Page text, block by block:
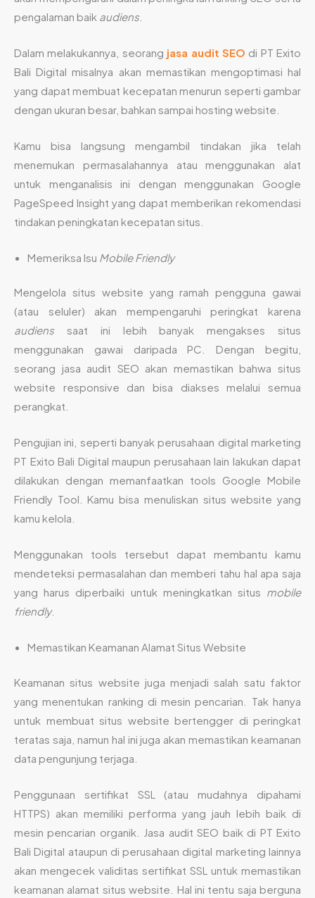
pengalaman baik audiens
Dalam melakukannya, seorang jasa audit SEO di PT Exito
Bali Digital misalnya akan memastikan mengoptimasi hal
yang dapat membuat kecepatan menurun seperti gambar
dengan ukuran besar, bahkan sampai hosting website.
Kamu bisa langsung mengambil tindakan jika telah
menemukan permasalahannya atau menggunakan alat
untuk menganalisis ini dengan menggunakan Google
PageSpeed Insight yang dapat memberikan rekomendasi
tindakan peningkatan kecepatan situs.
Memeriksa Isu Mobile Friendly
Mengelola situs website yang ramah pengguna gawai
(atau seluler) akan mempengaruhi peringkat karena
audiens saat ini lebih banyak mengakses situs
menggunakan gawai daripada PC. Dengan begitu,
seorang jasa audit SEO akan memastikan bahwa situs
website responsive dan bisa diakses melalui semua
perangkat.
Pengujian ini, seperti banyak perusahaan digital marketing
PT Exito Bali Digital maupun perusahaan lain lakukan dapat
dilakukan dengan memanfaatkan tools Google Mobile
Friendly Tool. Kamu bisa menuliskan situs website yang
kamu kelola.
Menggunakan tools tersebut dapat membantu kamu
mendeteksi permasalahan dan memberi tahu hal apa saja
yang harus diperbaiki untuk meningkatkan situs mobile
friendly.
Memastikan Keamanan Alamat Situs Website
Keamanan situs website juga menjadi salah satu faktor
yang menentukan ranking di mesin pencarian. Tak hanya
untuk membuat situs website bertengger di peringkat
teratas saja, namun hal ini juga akan memastikan keamanan
data pengunjung terjaga.
Penggunaan sertifikat SSL (atau mudahnya dipahami
HTTPS) akan memiliki performa yang jauh lebih baik di
mesin pencarian organik. Jasa audit SEO baik di PT Exito
Bali Digital ataupun di perusahaan digital marketing lainnya
akan mengecek validitas sertifikat SSL untuk memastikan
keamanan alamat situs website. Hal ini tentu saja berguna